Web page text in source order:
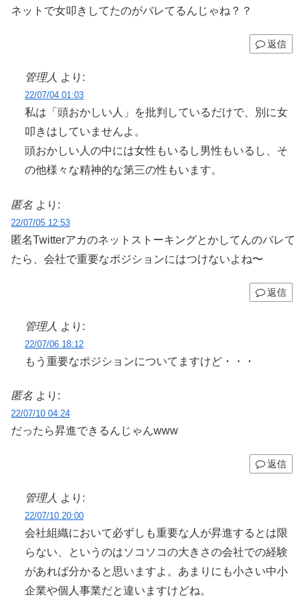
ネットで女叩きしてたのがバレてるんじゃね？？
返信
管理人 より:
22/07/04 01:03
私は「頭おかしい人」を批判しているだけで、別に女
叩きはしていませんよ。
頭おかしい人の中には女性もいるし男性もいるし、そ
の他様々な精神的な第三の性もいます。
匿名 より:
22/07/05 12:53
匿名Twitterアカのネットストーキングとかしてんのバレて
たら、会社で重要なポジションにはつけないよね〜
返信
管理人 より:
22/07/06 18:12
もう重要なポジションについてますけど・・・
匿名 より:
22/07/10 04:24
だったら昇進できるんじゃんwww
返信
管理人 より:
22/07/10 20:00
会社組織において必ずしも重要な人が昇進するとは限
らない、というのはソコソコの大きさの会社での経験
があれば分かると思いますよ。あまりにも小さい中小
企業や個人事業だと違いますけどね。